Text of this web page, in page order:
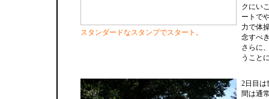
スタンダードなスタンプでスタート。
クにい
ートで
力で体
念すべ
さらに
うこと
2日目は
間は通